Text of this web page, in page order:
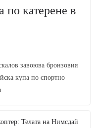
по катерене в
завоюва бронзовия
купа по спортно
Телата на Нимсдай